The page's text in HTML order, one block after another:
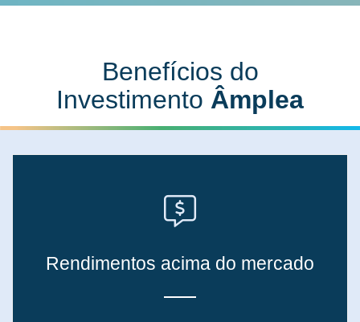
Benefícios do
Investimento Âmplea
Rendimentos acima do mercado